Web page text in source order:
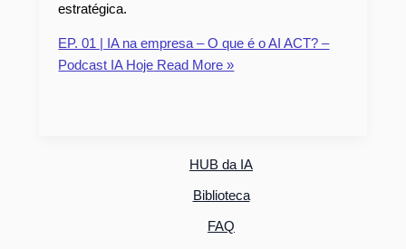
estratégica.
EP. 01 | IA na empresa – O que é o AI ACT? –
Podcast IA Hoje Read More »
HUB da IA
Biblioteca
FAQ